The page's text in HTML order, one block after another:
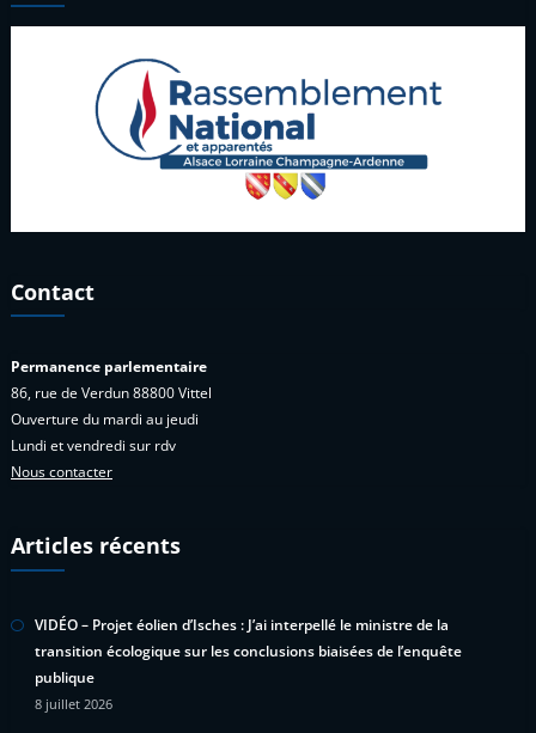
Contact
Permanence parlementaire
86, rue de Verdun 88800 Vittel
Ouverture du mardi au jeudi
Lundi et vendredi sur rdv
Nous contacter
Articles récents
VIDÉO – Projet éolien d’Isches : J’ai interpellé le ministre de la
transition écologique sur les conclusions biaisées de l’enquête
publique
8 juillet 2026